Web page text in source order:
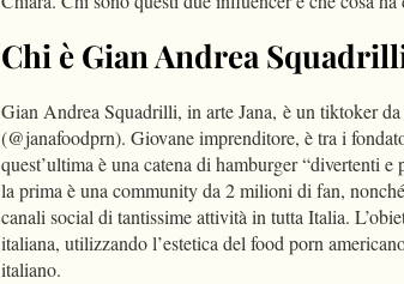
Chi è Gian Andrea
Gian Andrea Squadrilli, in arte Jana, è un tiktoker
(@janafoodprn). Giovane imprenditore, è tra i
quest’ultima è una catena di hamburger “divertenti
la prima è una community da 2 milioni di fan,
canali social di tantissime attività in tutta Italia.
italiana, utilizzando l’estetica del food porn
italiano.